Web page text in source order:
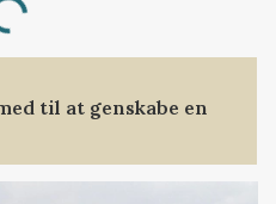
til at genskabe en